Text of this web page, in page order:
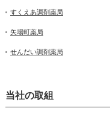
すくえあ調剤薬局
矢場町薬局
せんだい調剤薬局
当社の取組